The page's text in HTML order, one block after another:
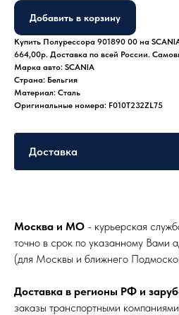
Добавить в корзину
Купить Полурессора 901890 00 на
664,00р. Доставка по всей России.
Марка авто: SCANIA
Страна: Бельгия
Материал: Сталь
Оригинальные номера: F010T232ZL75
Москва и МО - курьерская
точно в срок по указанному Вами
(для Москвы и ближнего
Доставка в регионы РФ и
заказы транспортными